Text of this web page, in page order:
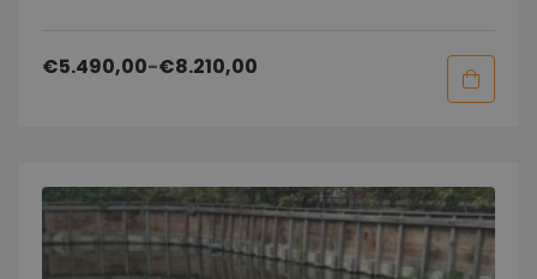
€5.490,00-€8.210,00